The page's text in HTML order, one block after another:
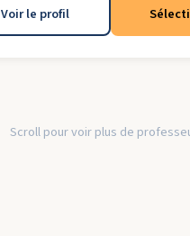
Voir le profil
Scroll pour voir plus de